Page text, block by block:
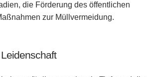
die Förderung des öffentlichen
zur Müllvermeidung.